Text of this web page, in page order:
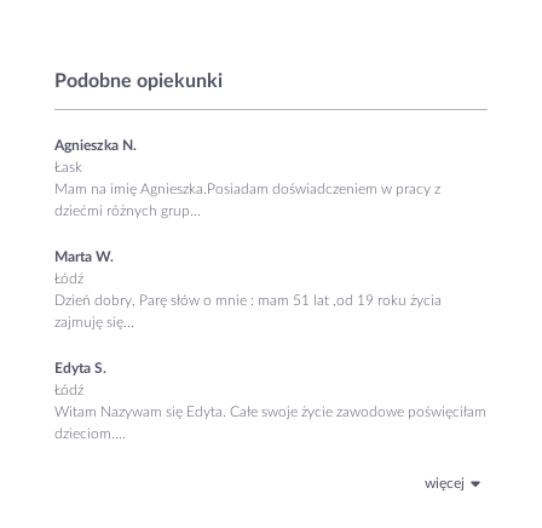
Podobne opiekunki
Agnieszka N.
Łask
Mam na imię Agnieszka.Posiadam doświadczeniem w pracy z
dziećmi różnych grup...
Marta W.
Łódź
Dzień dobry, Parę słów o mnie : mam 51 lat ,od 19 roku życia
zajmuję się...
Edyta S.
Łódź
Witam Nazywam się Edyta. Całe swoje życie zawodowe poświęciłam
dzieciom....
więcej